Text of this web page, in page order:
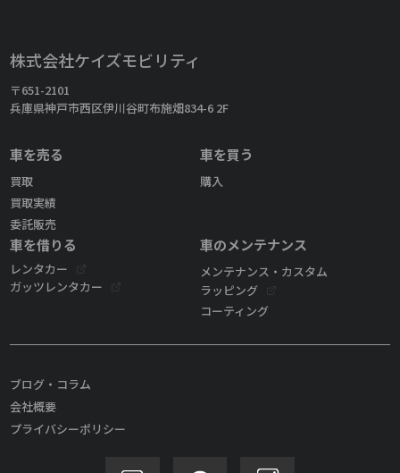
株式会社ケイズモビリティ
〒651-2101
兵庫県神戸市西区伊川谷町布施畑834-6 2F
車を売る
買取
買取実績
委託販売
車を買う
購入
車を借りる
レンタカー
ガッツレンタカー
車のメンテナンス
メンテナンス・カスタム
ラッピング
コーティング
ブログ・コラム
会社概要
プライバシーポリシー